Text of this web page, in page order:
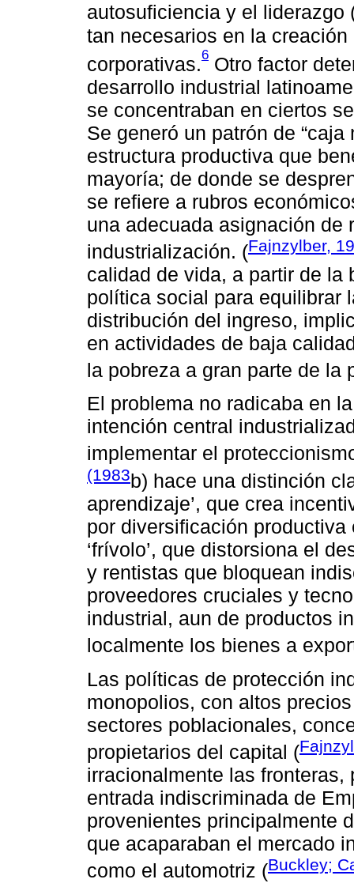
autosuficiencia y el liderazgo
tan necesarios en la
corporativas.6 Otro factor
desarrollo industrial
se concentraban en ciertos
Se generó un patrón de
estructura productiva que
mayoría; de donde se
se refiere a rubros
una adecuada asignación de
industrialización. (Fajnzylber,
calidad de vida, a partir de la
política social para equilibrar
distribución del ingreso,
en actividades de baja
la pobreza a gran parte de la
El problema no radicaba en
intención central
implementar el
(1983b) hace una distinción
aprendizaje’, que crea
por diversificación
‘frívolo’, que distorsiona el
y rentistas que bloquean
proveedores cruciales y
industrial, aun de productos
localmente los bienes a
Las políticas de protección
monopolios, con altos
sectores poblacionales,
propietarios del capital (
irracionalmente las
entrada indiscriminada de
provenientes principalmente
que acaparaban el mercado
como el automotriz (Buckley;